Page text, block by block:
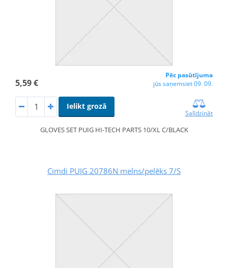
5,59 €
Pēc pasūtījuma
jūs saņemsiet 09. 09.
Ielikt grozā
Salīdzināt
GLOVES SET PUIG HI-TECH PARTS 10/XL C/BLACK
Cimdi PUIG 20786N melns/pelēks 7/S